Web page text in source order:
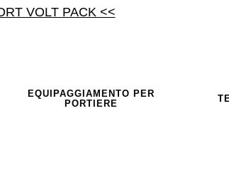
VOLT PACK <<
EQUIPAGGIAMENTO PER
PORTIERE